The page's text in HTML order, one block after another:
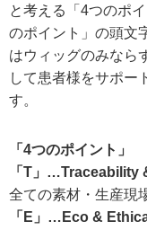
と考える「4つのポ
のポイント」の頭文
はウィッグのみなら
して患者様をサポー
す。
「4つのポイント」
「T」…Traceability
全ての素材・生産現
「E」…Eco &